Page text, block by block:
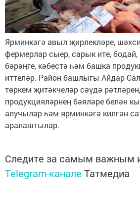
Ярминкәгә авыл җирлекләре,
фермерлар сыер, сарык ите, бодай,
бәрәңге, кәбестә һәм башка
иттеләр. Район башлыгы Айдар
төркем җитәкчеләр сәүдә
продукцияләрнең бәяләре белән
алучылар һәм ярминкәгә килгән
аралаштылар.
Следите за самым важным
Telegram-канале Татмедиа